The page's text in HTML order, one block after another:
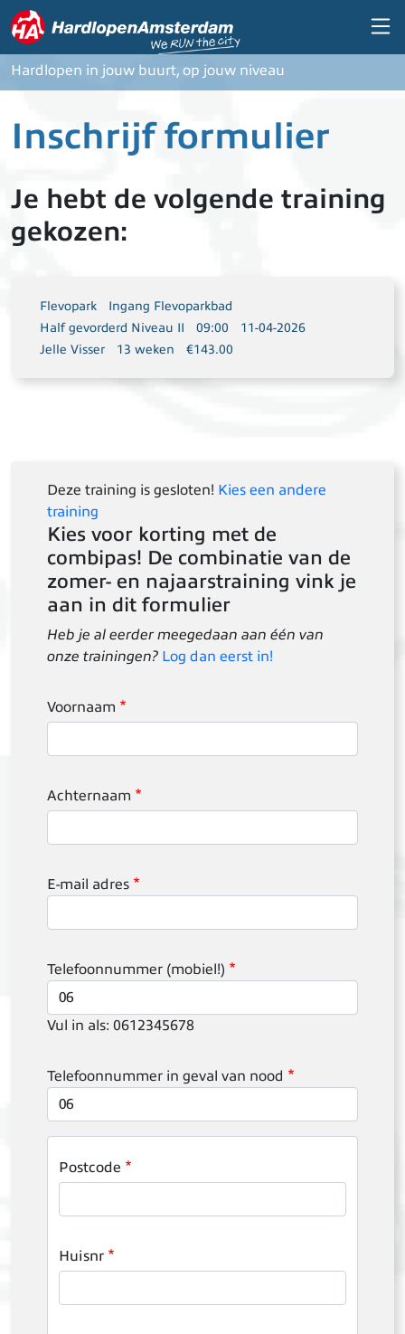
Overslaan en naar de inhoud gaan
Hardlopen in jouw buurt, op jouw niveau
Inschrijf formulier
Je hebt de volgende training
gekozen:
Flevopark
Ingang Flevoparkbad
Half gevorderd Niveau II
09:00
11-04-2026
Jelle Visser
13 weken €143.00
Deze training is gesloten! Kies een andere
training
Kies voor korting met de
combipas! De combinatie van de
zomer- en najaarstraining vink je
aan in dit formulier
Heb je al eerder meegedaan aan één van
onze trainingen? Log dan eerst in!
Voornaam
Achternaam
E-mail adres
Telefoonnummer (mobiel!)
Vul in als: 0612345678
Telefoonnummer in geval van nood
Postcode
Huisnr